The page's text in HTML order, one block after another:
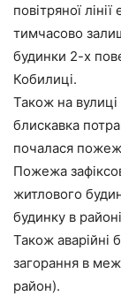
повітряної
тимчасово
будинки 2-х
Кобилиці.
Також на вулиці
блискавка
почалася
Пожежа
житлового
будинку в
Також аварійні
загорання в
район).